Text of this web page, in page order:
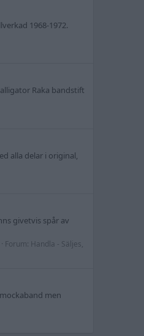
1968-1972.
Raka bandstift
alla delar i original,
givetvis spår av
Forum: Handla - Säljes,
men